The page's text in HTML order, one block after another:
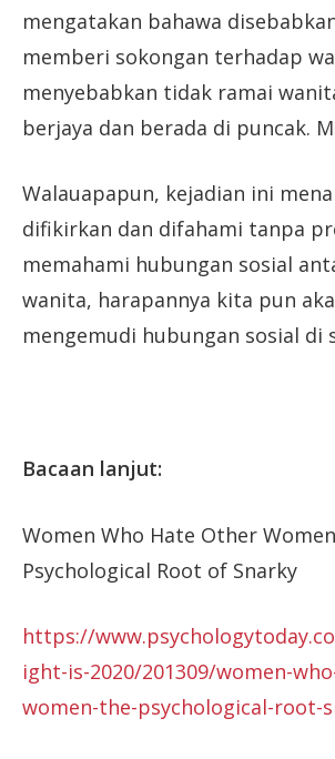
mengatakan bahawa
memberi sokongan terhadap
menyebabkan tidak ramai
berjaya dan berada di puncak.
Walauapapun, kejadian ini
difikirkan dan difahami tanpa
memahami hubungan sosial
wanita, harapannya kita pun
mengemudi hubungan sosial di
Bacaan lanjut:
Women Who Hate Other
Psychological Root of Snarky
https://
ight-is-2020/201309/women-
women-the-psychological-root-